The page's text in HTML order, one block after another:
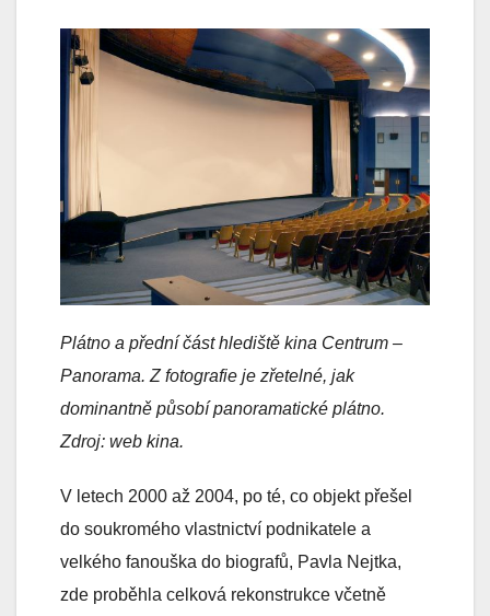
Plátno a přední část hlediště kina Centrum –
Panorama. Z fotografie je zřetelné, jak
dominantně působí panoramatické plátno.
Zdroj: web kina.
V letech 2000 až 2004, po té, co objekt přešel
do soukromého vlastnictví podnikatele a
velkého fanouška do biografů, Pavla Nejtka,
zde proběhla celková rekonstrukce včetně